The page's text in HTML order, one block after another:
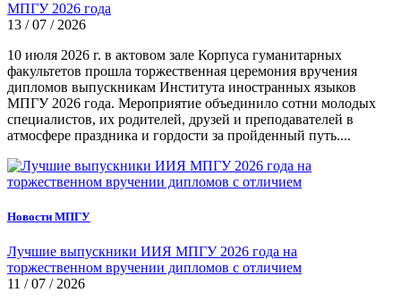
МПГУ 2026 года
13 / 07 / 2026
10 июля 2026 г. в актовом зале Корпуса гуманитарных
факультетов прошла торжественная церемония вручения
дипломов выпускникам Института иностранных языков
МПГУ 2026 года. Мероприятие объединило сотни молодых
специалистов, их родителей, друзей и преподавателей в
атмосфере праздника и гордости за пройденный путь....
Новости МПГУ
Лучшие выпускники ИИЯ МПГУ 2026 года на
торжественном вручении дипломов с отличием
11 / 07 / 2026